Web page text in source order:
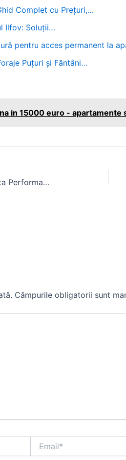
Complet cu Prețuri,…
Ilfov: Soluții…
pentru acces permanent la
Puțuri și Fântâni…
in 15000 euro - apartamente
Agrodot Tractoare: Solutii de Inalta Performanta pentru Agricultura Moderna
Câmpurile obligatorii sunt